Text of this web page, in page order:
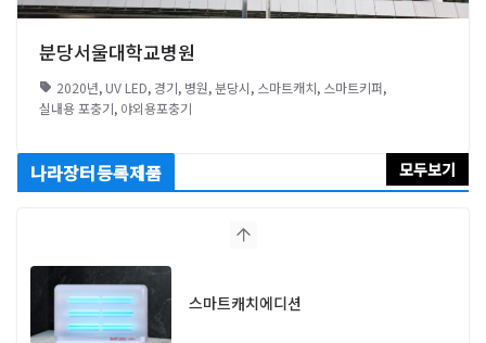
분당서울대학교병원
2020년, UV LED, 경기, 병원,분당시, 스마트캐치, 스마트키퍼,
실내용 포충기, 야외용포충기
나라장터등록제품 모두보기
스마트캐치에디션